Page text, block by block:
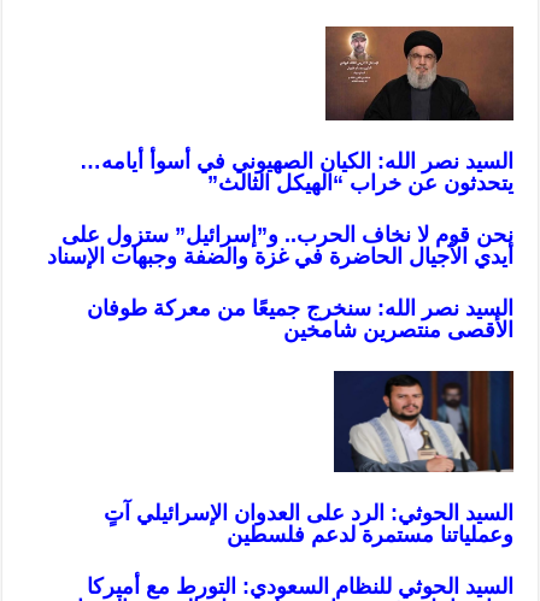
السيد نصر الله: الكيان الصهيوني في أسوأ أيامه…
يتحدثون عن خراب “الهيكل الثالث”
نحن قوم لا نخاف الحرب.. و”إسرائيل” ستزول على
أيدي الأجيال الحاضرة في غزة والضفة وجبهات الإسناد
السيد نصر الله: سنخرج جميعًا من معركة طوفان
الأقصى منتصرين شامخين
السيد الحوثي: الرد على العدوان الإسرائيلي آتٍ
وعملياتنا مستمرة لدعم فلسطين
السيد الحوثي للنظام السعودي: التورط مع أميركا